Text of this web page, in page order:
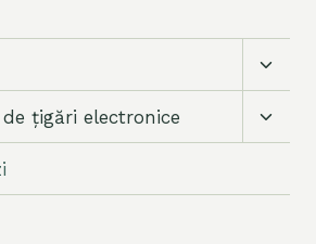
țigări electronice